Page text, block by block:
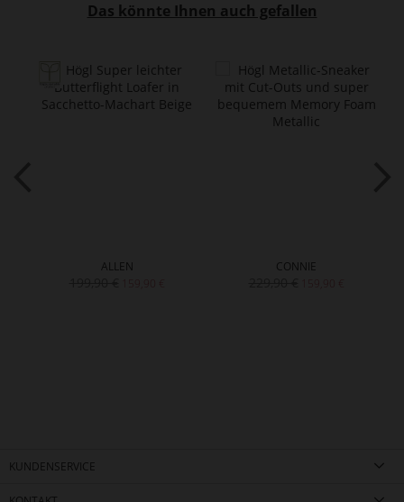
Das könnte Ihnen auch gefallen
ALLEN CONNIE
KUNDENSERVICE